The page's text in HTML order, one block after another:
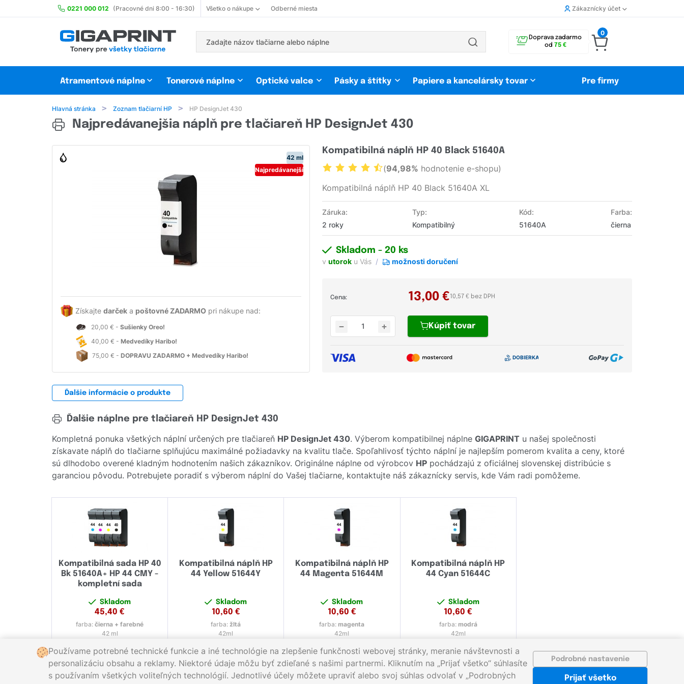
0221 000 012 (Pracovné dni 8:00 - 16:30) Všetko o nákupe Odberné miesta Zákaznícky účet
Doprava zadarmo
od 75 €
0
Atramentové náplne Tonerové náplne Optické valce Pásky a štítky Papiere a kancelársky tovar Pre firmy
Hlavná stránka Zoznam tlačiarní HP HP DesignJet 430
Najpredávanejšia náplň pre tlačiareň HP DesignJet 430
42 ml
Najpredávanejší
Získajte darček a poštovné ZADARMO pri nákupe nad:
20,00 € - Sušienky Oreo!
40,00 € - Medvedíky Haribo!
75,00 € - DOPRAVU ZADARMO + Medvedíky Haribo!
Kompatibilná náplň HP 40 Black 51640A
(94,98% hodnotenie e-shopu)
Kompatibilná náplň HP 40 Black 51640A XL
Záruka:
2 roky
Typ:
Kompatibilný
Kód:
51640A
Farba:
čierna
Skladom- 20 ks
vutorok u Vás možnosti doručení
Cena: 13,00 € 10,57 € bez DPH
Kúpiťtovar
Ďalšie informácie o produkte
Ďalšie náplne pre tlačiareň HP DesignJet 430
Kompletná ponuka všetkých náplní určených pre tlačiareň HP DesignJet 430. Výberom kompatibilnej náplne GIGAPRINT u našej společnosti
získavate náplň do tlačiarne splňujúcu maximálné požiadavky na kvalitu tlače. Spoľahlivosť týchto náplní je najlepším pomerom kvalita a ceny, ktoré
sú dlhodobo overené kladným hodnotením našich zákazníkov. Originálne náplne od výrobcov HP pochádzajú z oficiálnej slovenskej distribúcie s
garanciou pôvodu. Potrebujete poradiť s výberom náplní do Vašej tlačiarne, kontaktujte náš zákaznícky servis, kde Vám radi pomôžeme.
Kompatibilná sada HP 40
Bk 51640A+ HP 44 CMY -
kompletní sada
Skladom
45,40 €
farba:čierna + farebné
42 ml
Kompatibilná náplň HP
44 Yellow 51644Y
Skladom
10,60 €
farba:žltá
42ml
Kompatibilná náplň HP
44 Magenta 51644M
Skladom
10,60 €
farba:magenta
42ml
Kompatibilná náplň HP
44 Cyan 51644C
Skladom
10,60 €
farba: modrá
42ml
Používame potrebné technické funkcie a iné technológie na zlepšenie funkčnosti webovej stránky, meranie návštevnosti a
personalizáciu obsahu a reklamy. Niektoré údaje môžu byť zdieľané s našimi partnermi. Kliknutím na „Prijať všetko“ súhlasíte
s používaním všetkých voliteľných technológií. Jednotlivé účely môžete upraviť alebo svoj súhlas odvolať v „Podrobných
Podrobné nastavenie
Prijať všetko